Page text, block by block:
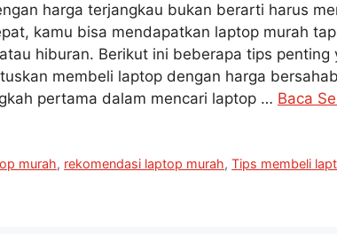
harga terjangkau bukan berarti harus
kamu bisa mendapatkan laptop murah
hiburan. Berikut ini beberapa tips penting
membeli laptop dengan harga
pertama dalam mencari laptop … Baca
murah, rekomendasi laptop murah,Tips membeli